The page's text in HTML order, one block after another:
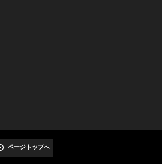
ページトップへ